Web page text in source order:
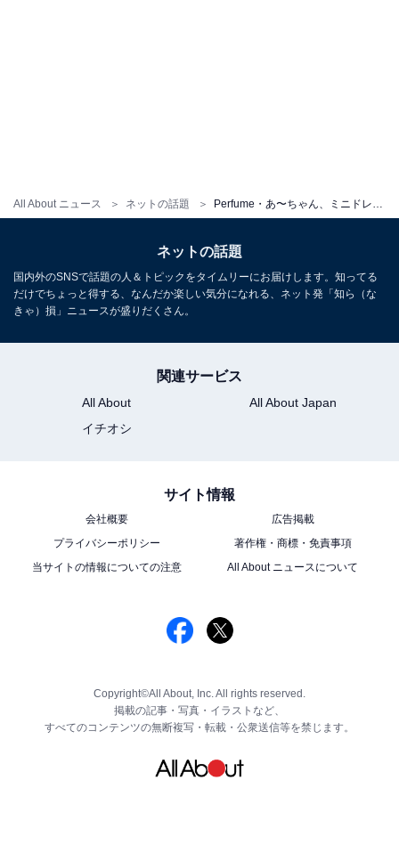
All About ニュース ネットの話題
ネットの話題
国内外のSNSで話題の人＆トピックをタイムリーにお届けします。知ってる
だけでちょっと得する、なんだか楽しい気分になれる、ネット発「知ら（な
きゃ）損」ニュースが盛りだくさん。
関連サービス
All About
All About Japan
イチオシ
サイト情報
会社概要
広告掲載
プライバシーポリシー
著作権・商標・免責事項
当サイトの情報についての注意
All About ニュースについて
Copyright©All About, Inc. All rights reserved.
掲載の記事・写真・イラストなど、
すべてのコンテンツの無断複写・転載・公衆送信等を禁じます。